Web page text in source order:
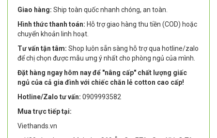
Giao hàng: Ship toàn quốc nhanh chóng, an toàn.
Hình thức thanh toán: Hỗ trợ giao hàng thu tiền (COD) hoặc
chuyển khoản linh hoạt.
Tư vấn tận tâm: Shop luôn sẵn sàng hỗ trợ qua hotline/zalo
để chị chọn được mẫu ưng ý nhất cho phòng ngủ của mình.
Đặt hàng ngay hôm nay để "nâng cấp" chất lượng giấc
ngủ của cả gia đình với chiếc chăn lẻ cotton cao cấp!
Hotline/Zalo tư vấn: 0909993582
Mua trực tiếp tại:
Viethands.vn